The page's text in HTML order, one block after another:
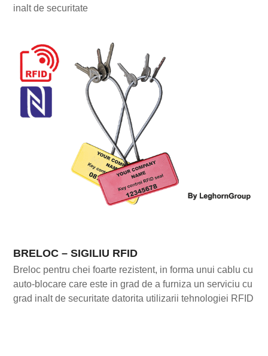
inalt de securitate
BRELOC – SIGILIU RFID
Breloc pentru chei foarte rezistent, in forma unui cablu cu
auto-blocare care este in grad de a furniza un serviciu cu
grad inalt de securitate datorita utilizarii tehnologiei RFID